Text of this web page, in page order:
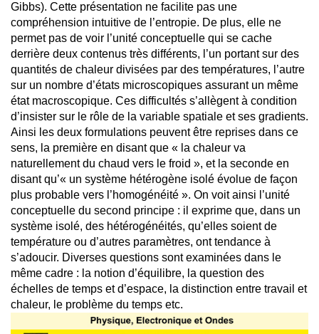
Gibbs). Cette présentation ne facilite pas une
compréhension intuitive de l’entropie. De plus, elle ne
permet pas de voir l’unité conceptuelle qui se cache
derrière deux contenus très différents, l’un portant sur des
quantités de chaleur divisées par des températures, l’autre
sur un nombre d’états microscopiques assurant un même
état macroscopique. Ces difficultés s’allègent à condition
d’insister sur le rôle de la variable spatiale et ses gradients.
Ainsi les deux formulations peuvent être reprises dans ce
sens, la première en disant que « la chaleur va
naturellement du chaud vers le froid », et la seconde en
disant qu’« un système hétérogène isolé évolue de façon
plus probable vers l’homogénéité ». On voit ainsi l’unité
conceptuelle du second principe : il exprime que, dans un
système isolé, des hétérogénéités, qu’elles soient de
température ou d’autres paramètres, ont tendance à
s’adoucir. Diverses questions sont examinées dans le
même cadre : la notion d’équilibre, la question des
échelles de temps et d’espace, la distinction entre travail et
chaleur, le problème du temps etc.